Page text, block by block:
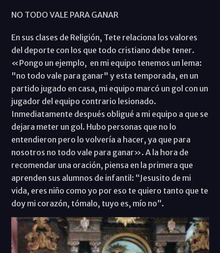
NO TODO VALE PARA GANAR
En sus clases de Religión, Tete relaciona los valores
del deporte con los que todo cristiano debe tener.
«Pongo un ejemplo, en mi equipo tenemos un lema:
"no todo vale para ganar" y esta temporada, en un
partido jugado en casa, mi equipo marcó un gol con un
jugador del equipo contrario lesionado.
Inmediatamente después obligué a mi equipo a que se
dejara meter un gol. Hubo personas que no lo
entendieron pero lo volvería a hacer, ya que para
nosotros no todo vale para ganar». A la hora de
recomendar una oración, piensa en la primera que
aprenden sus alumnos de infantil: “Jesusito de mi
vida, eres niño como yo por eso te quiero tanto que te
doy mi corazón, tómalo, tuyo es, mío no”.